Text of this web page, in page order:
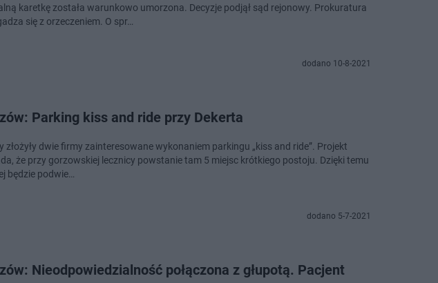
karetkę została warunkowo umorzona. Decyzje podjął sąd rejonowy. Prokuratura
się z orzeczeniem. O spr…
dodano 10-8-2021
Parking kiss and ride przy Dekerta
złożyły dwie firmy zainteresowane wykonaniem parkingu „kiss and ride”. Projekt
że przy gorzowskiej lecznicy powstanie tam 5 miejsc krótkiego postoju. Dzięki temu
będzie podwie…
dodano 5-7-2021
Nieodpowiedzialność połączona z głupotą. Pacjent